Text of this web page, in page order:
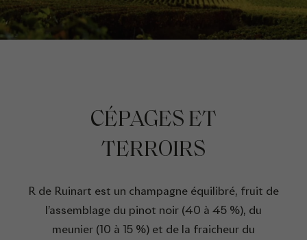
CÉPAGES ET
TERROIRS
R de Ruinart est un champagne équilibré, fruit de
l’assemblage du pinot noir (40 à 45 %), du
meunier (10 à 15 %) et de la fraicheur du